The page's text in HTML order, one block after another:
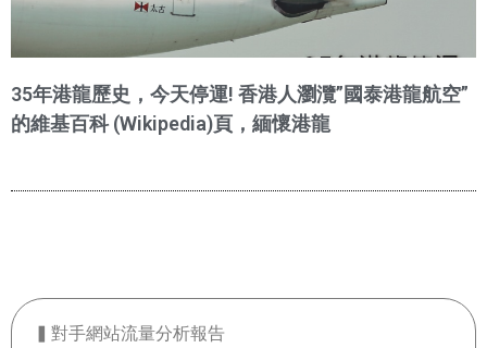
35年港龍歷史，今天停運! 香港人瀏灠”國泰港龍航空”
的維基百科 (Wikipedia)頁，緬懷港龍
▍對手網站流量分析報告